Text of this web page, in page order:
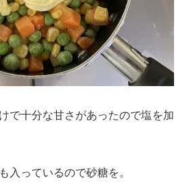
で十分な甘さがあったので塩を加
入っているので砂糖を。